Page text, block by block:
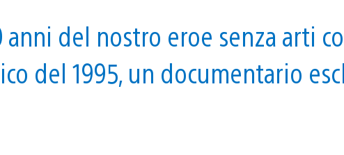
del nostro eroe senza arti
del 1995, un documentario